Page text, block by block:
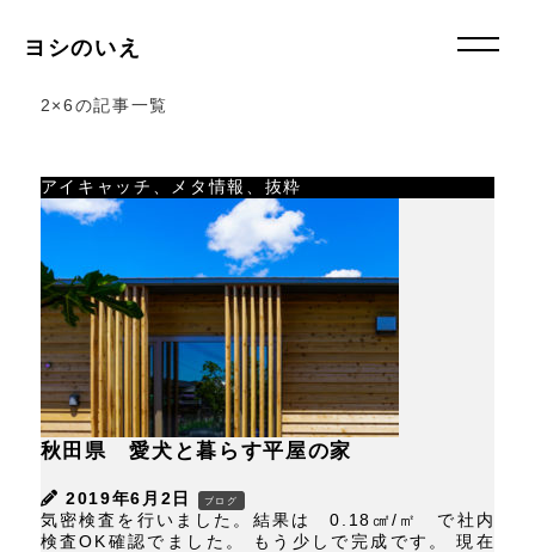
ヨシのいえ
2×6の記事一覧
アイキャッチ、メタ情報、抜粋
秋田県 愛犬と暮らす平屋の家
2019年6月2日 ブログ
気密検査を行いました。結果は 0.18㎠/㎡ で社内
検査OK確認でました。 もう少しで完成です。 現在